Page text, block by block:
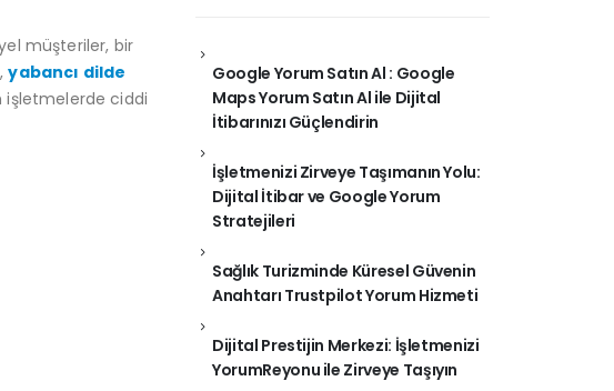
müşteriler, bir
yabancı dilde
işletmelerde ciddi
Google Yorum Satın Al : Google
Maps Yorum Satın Al ile Dijital
İtibarınızı Güçlendirin
İşletmenizi Zirveye Taşımanın Yolu:
Dijital İtibar ve Google Yorum
Stratejileri
Sağlık Turizminde Küresel Güvenin
Anahtarı Trustpilot Yorum Hizmeti
Dijital Prestijin Merkezi: İşletmenizi
YorumReyonu ile Zirveye Taşıyın